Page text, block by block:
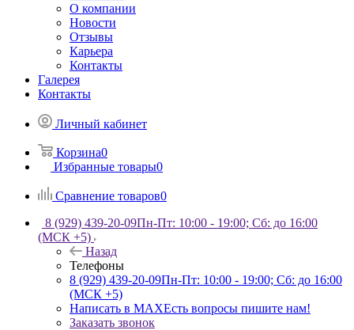
О компании
Новости
Отзывы
Карьера
Контакты
Галерея
Контакты
Личный кабинет
Корзина0
Избранные товары0
Сравнение товаров0
8 (929) 439-20-09Пн-Пт: 10:00 - 19:00; Сб: до 16:00
(МСК +5)
Назад
Телефоны
8 (929) 439-20-09Пн-Пт: 10:00 - 19:00; Сб: до 16:00
(МСК +5)
Написать в MAXЕсть вопросы пишите нам!
Заказать звонок